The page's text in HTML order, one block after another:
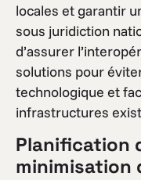
locales et garantir
sous juridiction
d’assurer
solutions pour
technologique et
infrastructures
Planification
minimisation